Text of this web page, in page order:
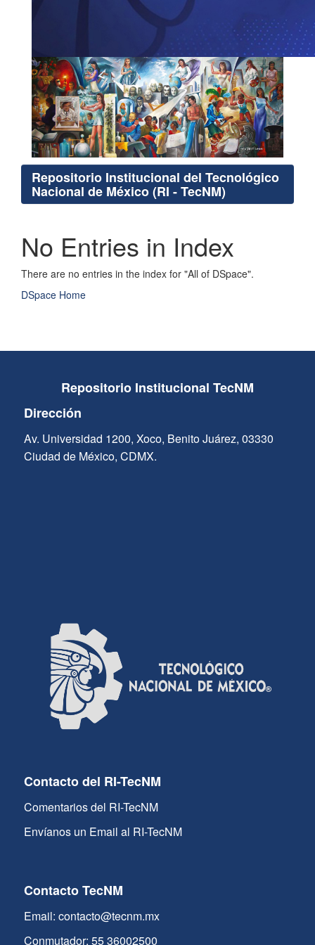
Repositorio Institucional del Tecnológico
Nacional de México (RI - TecNM)
No Entries in Index
There are no entries in the index for "All of DSpace".
DSpace Home
Repositorio Institucional TecNM
Dirección
Av. Universidad 1200, Xoco, Benito Juárez, 03330
Ciudad de México, CDMX.
Contacto del RI-TecNM
Comentarios del RI-TecNM
Envíanos un Email al RI-TecNM
Contacto TecNM
Email: contacto@tecnm.mx
Conmutador: 55 36002500